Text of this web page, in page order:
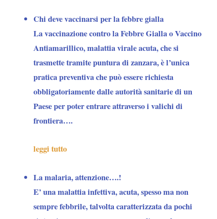
Chi deve vaccinarsi per la febbre gialla
La vaccinazione contro la Febbre Gialla o Vaccino
Antiamarillico, malattia virale acuta, che si
trasmette tramite puntura di zanzara, è l’unica
pratica preventiva chepuò essere richiesta
obbligatoriamente dalle autorità sanitarie di un
Paese per poter entrare attraverso i valichi di
frontiera….
leggi tutto
La malaria, attenzione….!
E’ una malattia infettiva, acuta, spesso ma non
sempre febbrile, talvolta caratterizzata da pochi